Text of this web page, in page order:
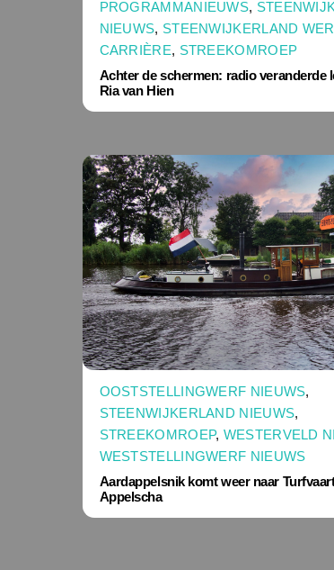
PROGRAMMANIEUWS,
NIEUWS, STEENWIJKERLAND
CARRIÈRE, STREEKOMROEP
Achter de schermen: radio veranderde
Ria van Hien
OOSTSTELLINGWERF NIEUWS,
STEENWIJKERLAND NIEUWS,
STREEKOMROEP, WESTERVELD
WESTSTELLINGWERF NIEUWS
Aardappelsnik komt weer naar
Appelscha